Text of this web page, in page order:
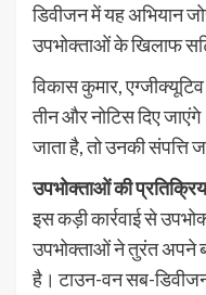
डिवीजन में यह अभियान
उपभोक्ताओं के खिलाफ
विकास कुमार,
तीन और नोटिस दिए
जाता है, तो उनकी संपत्ति
उपभोक्ताओं की
इस कड़ी कार्रवाई से
उपभोक्ताओं ने तुरंत अपने
है। टाउन-वन सब-